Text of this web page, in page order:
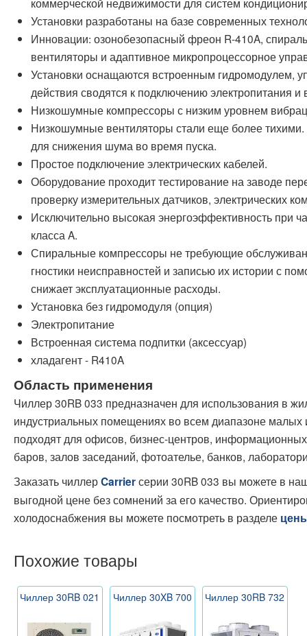
Установки разработаны на базе современных
Инновации: озонобезопасный фреон R-410A,
вентиляторы и адаптивное микропроцессорное
Установки оснащаются встроенным гидромодулем,
действия сводятся к подключению электропитания
Низкошумные компрессоры с низким уровнем
Низкошумные вентиляторы стали еще более
для снижения шума во время пуска.
Простое подключение электрических кабелей.
Оборудование проходит тестирование на заводе
проверку измерительных датчиков, электрических
Исключительно высокая энергоэффективность при
класса A.
Спиральные компрессоры не требующие
гностики неисправностей и записью их истории с
снижает эксплуатационные расходы.
Установка без гидромодуля (опция)
Электропитание
Встроенная система подпитки (аксессуар)
хладагент - R410A
Область применения
Чиллер 30RB 033 предназначен для использования в
индустриальных помещениях во всем диапазоне
подходят для офисов, бизнес-центров,
баров, залов заседаний, фотоателье, банков,
Заказать чиллерCarrierсерии 30RB 033 вы можете в
выгодной цене без сомнений за его качество.
холодоснабжения вы можете посмотреть в разделе
Похожие товары
Чиллер 30RB 021 Чиллер 30XB 700 Чиллер 30RB 732